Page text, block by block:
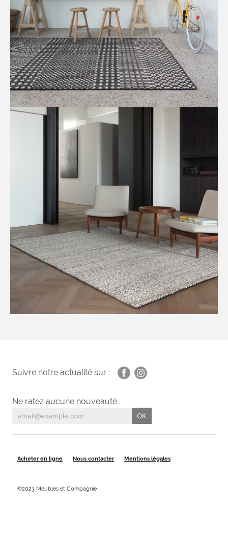
Suivre notre actualité sur :
Ne ratez aucune nouveauté :
Acheter en ligne Nous contacter Mentions légales
©2023 Meubles et Compagnie